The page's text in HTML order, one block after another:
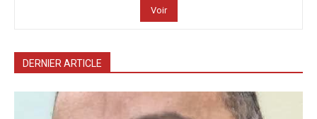
Voir
DERNIER ARTICLE